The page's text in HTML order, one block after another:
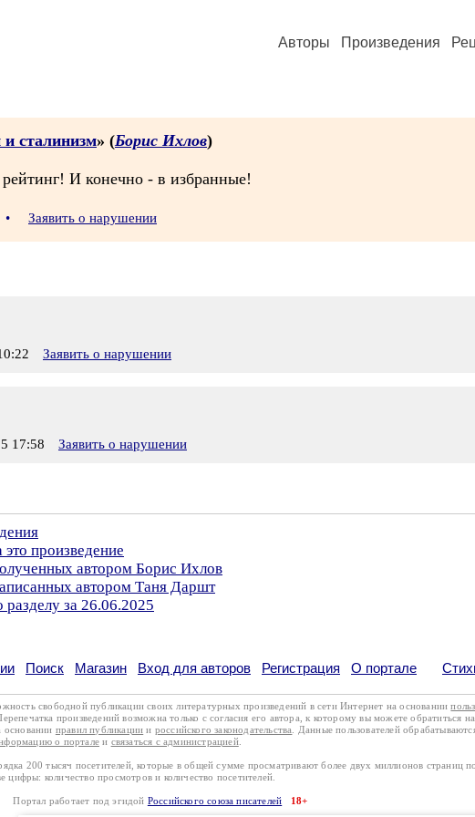
Авторы Произведения
и сталинизм» (Борис Ихлов)
И конечно - в избранные!
• Заявить о нарушении
Заявить о нарушении
17:58 Заявить о нарушении
произведение
автором Борис Ихлов
автором Таня Даршт
за 26.06.2025
Поиск Магазин Вход для авторов Регистрация О портале
свободной публикации своих литературных произведений в сети Интернет на основании
произведений возможна только с согласия его автора, к которому вы можете обратиться
основании правил публикации и российского законодательства . Данные пользователей
о портале и связаться с администрацией.
200 тысяч посетителей, которые в общей сумме просматривают более двух миллионов страниц
цифры: количество просмотров и количество посетителей.
Портал работает под эгидой Российского союза писателей 18+